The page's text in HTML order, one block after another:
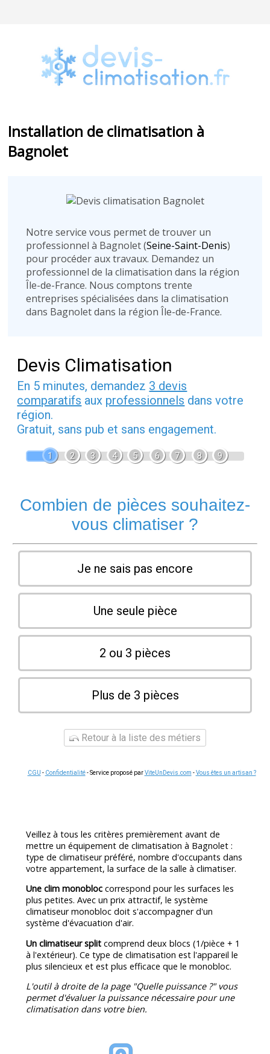
Installation de climatisation à
Bagnolet
Notre service vous permet de trouver un
professionnel à Bagnolet (Seine-Saint-Denis)
pour procéder aux travaux. Demandez un
professionnel de la climatisation dans la région
Île-de-France. Nous comptons trente
entreprises spécialisées dans la climatisation
dans Bagnolet dans la région Île-de-France.
Devis Climatisation
En 5 minutes, demandez 3 devis
comparatifs aux professionnels dans votre
région.
Gratuit, sans pub et sans engagement.
1 2 3 4 5 6 7 8 9
Combien de pièces souhaitez-
vous climatiser ?
Je ne sais pas encore
Une seule pièce
2 ou 3 pièces
Plus de 3 pièces
Retour à la liste des métiers
CGU - Confidentialité- Service proposé parViteUnDevis.com -Vous êtes un artisan ?
Veillez à tous les critères premièrement avant de
mettre un équipement de climatisation à Bagnolet :
type de climatiseur préféré, nombre d'occupants dans
votre appartement, la surface de la salle à climatiser.
Une clim monobloc correspond pour les surfaces les
plus petites. Avec un prix attractif, le système
climatiseur monobloc doit s'accompagner d'un
système d'évacuation d'air.
Un climatiseur split comprend deux blocs (1/pièce + 1
à l'extérieur). Ce type de climatisation est l'appareil le
plus silencieux et est plus efficace que le monobloc.
L'outil à droite de la page "Quelle puissance ?" vous
permet d'évaluer la puissance nécessaire pour une
climatisation dans votre bien.